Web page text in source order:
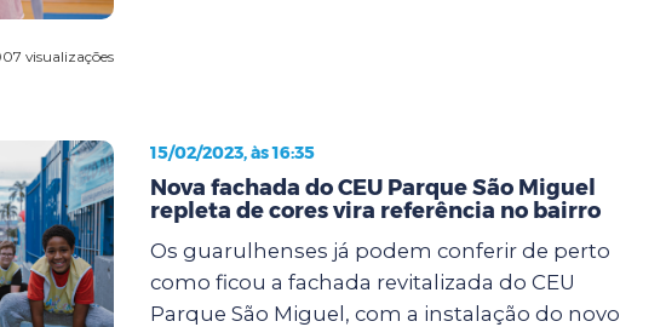
visualizações
15/02/2023, às 16:35
Nova fachada do CEU Parque São Miguel
repleta de cores vira referência no bairro
Os guarulhenses já podem conferir de perto
como ficou a fachada revitalizada do CEU
Parque São Miguel, com a instalação do novo